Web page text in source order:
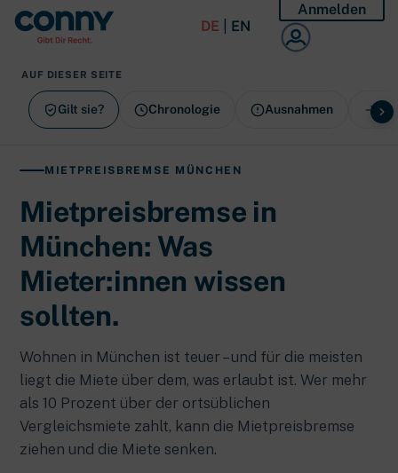
DE EN
Anmelden
AUF DIESER SEITE
Gilt sie? Chronologie Ausnahmen So
MIETPREISBREMSE MÜNCHEN
Mietpreisbremse in
München: Was
Mieter:innen wissen
sollten.
Wohnen in München ist teuer – und für die meisten
liegt die Miete über dem, was erlaubt ist. Wer mehr
als 10 Prozent über der ortsüblichen
Vergleichsmiete zahlt, kann die Mietpreisbremse
ziehen und die Miete senken.